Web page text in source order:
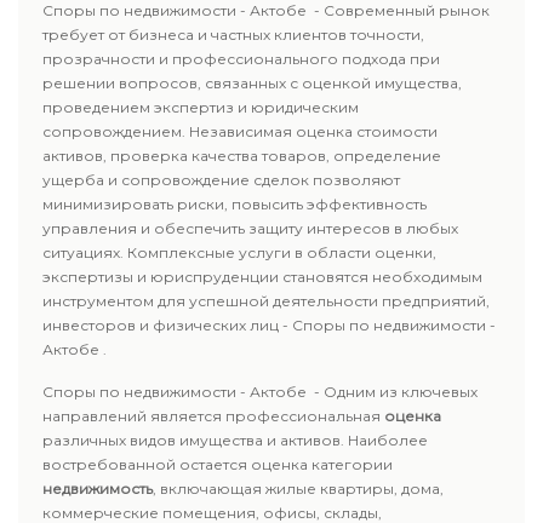
Споры по недвижимости - Актобе - Современный рынок
требует от бизнеса и частных клиентов точности,
прозрачности и профессионального подхода при
решении вопросов, связанных с оценкой имущества,
проведением экспертиз и юридическим
сопровождением. Независимая оценка стоимости
активов, проверка качества товаров, определение
ущерба и сопровождение сделок позволяют
минимизировать риски, повысить эффективность
управления и обеспечить защиту интересов в любых
ситуациях. Комплексные услуги в области оценки,
экспертизы и юриспруденции становятся необходимым
инструментом для успешной деятельности предприятий,
инвесторов и физических лиц - Споры по недвижимости -
Актобе .
Споры по недвижимости - Актобе - Одним из ключевых
направлений является профессиональная оценка
различных видов имущества и активов. Наиболее
востребованной остается оценка категории
недвижимость, включающая жилые квартиры, дома,
коммерческие помещения, офисы, склады,